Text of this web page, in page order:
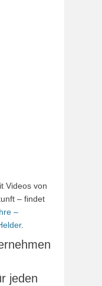
Videos von
– findet
–
.
jeden